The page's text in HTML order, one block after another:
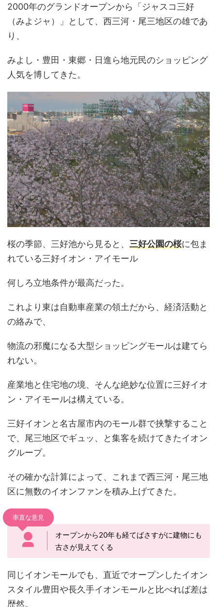
2000年のグランドオープンから「ジャスコ三好
（みよジャ）」として、西三河・尾三地区の雄であ
り、
みよし・豊田・東郷・日進ら地元民のショッピング
人気を博してきた。
桜の季節、三好池から見ると、 三好公園の桜に包ま
れている三好イオン・アイモール
何しろ立地条件が最高だった。
これより東は自動車産業の領土だから、経済活動と
の絡みで、
物流の邪魔になる大型ショッピングモールは建てら
れない。
産業地と住宅地の境、そんな絶妙な位置に三好イオ
ン・アイモールは構えている。
三好イオンと名古屋市内のモール群で挟撃すること
で、尾三地区でギュッ、と集客を続けてきたイオン
グループ。
その確かな計算によって、これまで西三河・尾三地
区に無数のイオンファンを積み上げてきた。
率直な意見
オープンから20年も経てばさすがに建物にも
古さが見えてくる
同じイオンモールでも、直近でオープンしたイオン
スタイル豊田や長久手イオンモールと比べれば差は
歴然。